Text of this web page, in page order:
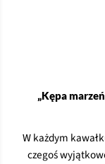
„Kępa
W każdym
czegoś